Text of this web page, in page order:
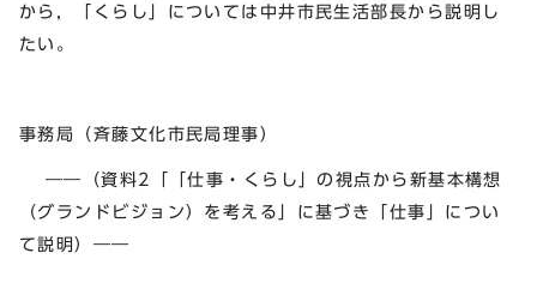
から，「くらし」については中井市民生活部長から説明し
たい。
事務局（斉藤文化市民局理事）
――（資料2「「仕事・くらし」の視点から新基本構想
（グランドビジョン）を考える」に基づき「仕事」につい
て説明）――